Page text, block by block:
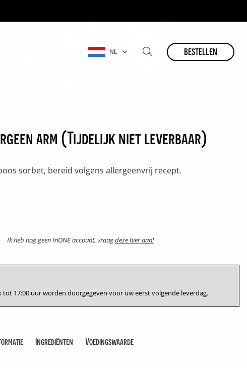
NL bestellen
arm (Tijdelijk niet leverbaar)
sorbet, bereid volgens allergeenvrij recept.
Ik heb nog geen InONE account, vraagdeze hier aan!
17:00 uur worden doorgegeven voor uw eerst volgende leverdag.
Ingrediënten Voedingswaarde